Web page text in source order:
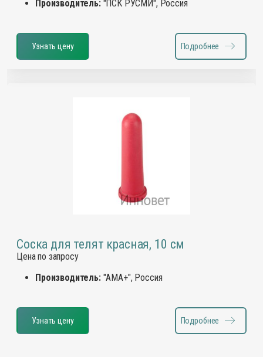
Производитель:"ПСК РУСМИ", Россия
Узнать цену Подробнее
Соска для телят красная, 10 см
Цена по запросу
Производитель:"АМА+", Россия
Узнать цену Подробнее